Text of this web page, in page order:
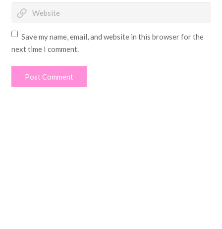
Save my name, email, and website in this browser for the
next time I comment.
Post Comment